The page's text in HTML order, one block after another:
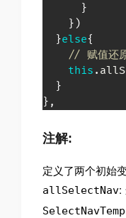
}
} )
}else{
// 赋值还
this .
}
} ,
注解:
定义了两个初始
allSelectNav: